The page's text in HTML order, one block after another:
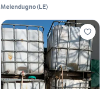
Melendugno(LE)